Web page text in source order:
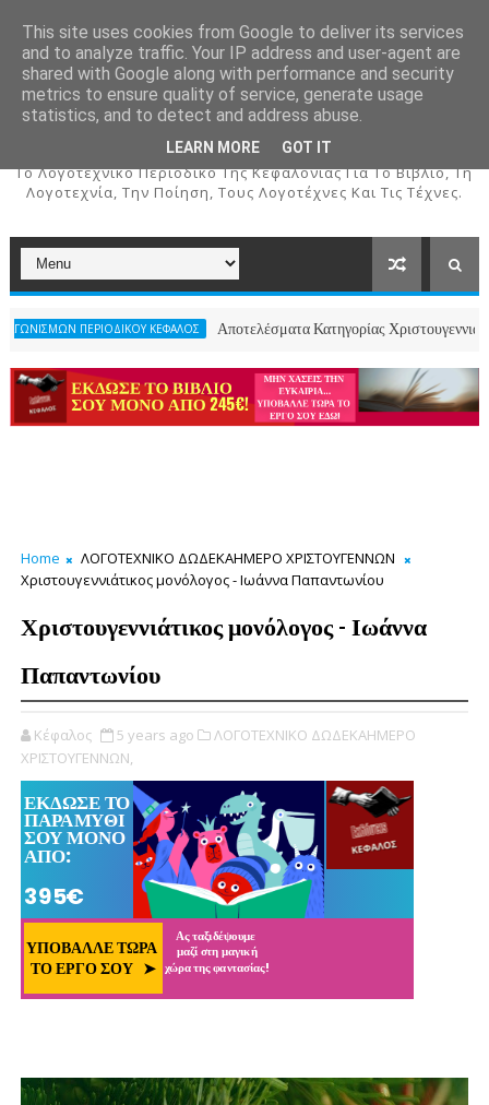
ΚΕΦΑΛΟΣ
To Λογοτεχνικό Περιοδικό Της Κεφαλονιάς Για Το Βιβλίο, Τη
Λογοτεχνία, Την Ποίηση, Τους Λογοτέχνες Και Τις Τέχνες.
ΚΕΦΑΛΟΣ Αποτελέσματα Κατηγορίας Χριστουγεννιάτικου
Home
ΛΟΓΟΤΕΧΝΙΚΟ ΔΩΔΕΚΑΗΜΕΡΟ ΧΡΙΣΤΟΥΓΕΝΝΩΝ
Χριστουγεννιάτικος μονόλογος - Ιωάννα Παπαντωνίου
Χριστουγεννιάτικος μονόλογος - Ιωάννα
Παπαντωνίου
Κέφαλος 5 years ago
ΛΟΓΟΤΕΧΝΙΚΟ ΔΩΔΕΚΑΗΜΕΡΟ
ΧΡΙΣΤΟΥΓΕΝΝΩΝ,
This site uses cookies from Google to deliver its services
and to analyze traffic. Your IP address and user-agent are
shared with Google along with performance and security
metrics to ensure quality of service, generate usage
statistics, and to detect and address abuse.
LEARN MORE GOT IT